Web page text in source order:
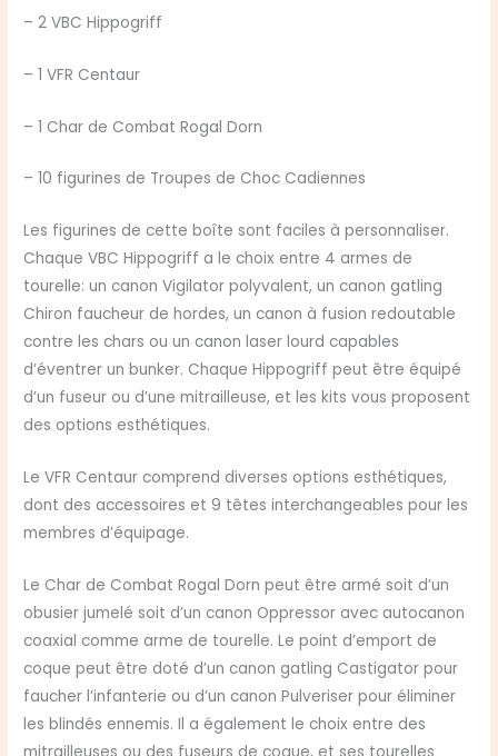
– 2 VBC Hippogriff
– 1 VFR Centaur
– 1 Char de Combat Rogal Dorn
– 10 figurines de Troupes de Choc Cadiennes
Les figurines de cette boîte sont faciles à personnaliser.
Chaque VBC Hippogriff a le choix entre 4 armes de
tourelle: un canon Vigilator polyvalent, un canon gatling
Chiron faucheur de hordes, un canon à fusion redoutable
contre les chars ou un canon laser lourd capables
d’éventrer un bunker. Chaque Hippogriff peut être équipé
d’un fuseur ou d’une mitrailleuse, et les kits vous proposent
des options esthétiques.
Le VFR Centaur comprend diverses options esthétiques,
dont des accessoires et 9 têtes interchangeables pour les
membres d’équipage.
Le Char de Combat Rogal Dorn peut être armé soit d’un
obusier jumelé soit d’un canon Oppressor avec autocanon
coaxial comme arme de tourelle. Le point d’emport de
coque peut être doté d’un canon gatling Castigator pour
faucher l’infanterie ou d’un canon Pulveriser pour éliminer
les blindés ennemis. Il a également le choix entre des